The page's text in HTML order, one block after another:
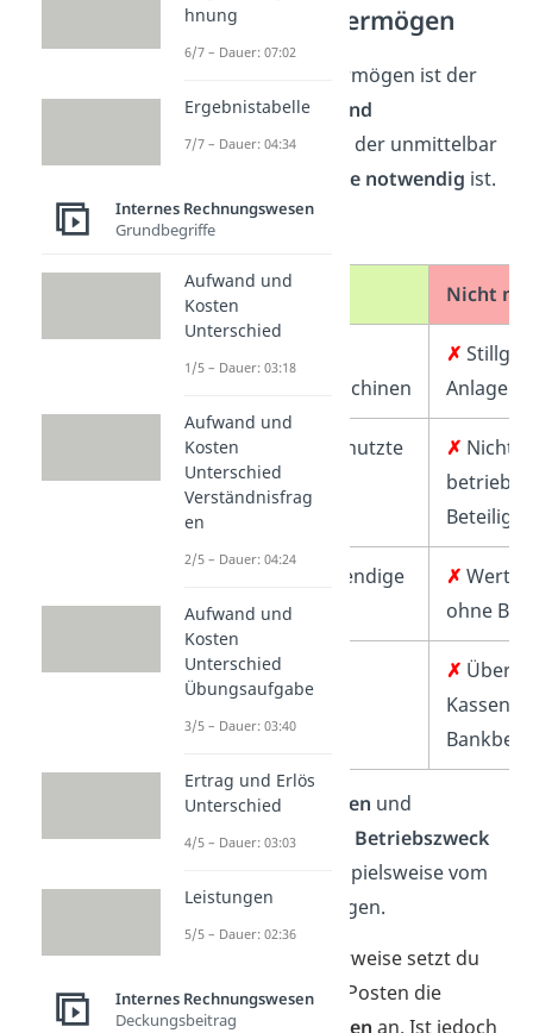
Bereinigtes Vermögen
Das bereinigte Vermögen ist der
Teil vomAnlage- und
Umlaufvermögen
, der unmittelbar
für Betriebszwecke notwendig ist.
➡️Beispiel:
Notwendig Nicht
Produktionsmaschinen
✗
Anlagen
✓Betrieblich genutzte
Gebäude
✗ Nicht
Betriebsnotwendige
Vorräte
✗
ohne
✓Betriebliche
Forderungen
✗
Kassen-
Stillgelegte Anlagen und
Wertpapiere ohne Betriebszweck
musst du also beispielsweise vom
Vermögen bereinigen.
Normalerweise setzt du
bei den einzelnen Posten die
Anschaffungskosten an. Ist jedoch
hnung
6/7 – Dauer: 07:02
Ergebnistabelle
7/7 – Dauer: 04:34
Internes Rechnungswesen
Grundbegriffe
Aufwand und
Kosten
Unterschied
1/5 – Dauer: 03:18
Aufwand und
Kosten
Unterschied
Verständnisfrag
en
2/5 – Dauer: 04:24
Aufwand und
Kosten
Unterschied
Übungsaufgabe
3/5 – Dauer: 03:40
Ertrag und Erlös
Unterschied
4/5 – Dauer: 03:03
Leistungen
5/5 – Dauer: 02:36
Internes Rechnungswesen
Deckungsbeitrag